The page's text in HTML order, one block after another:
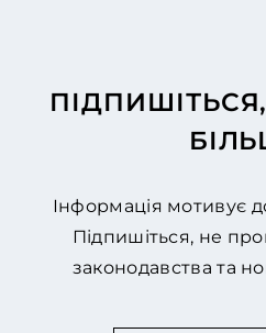
Інформація мотивує
Підпишіться, не
законодавства та